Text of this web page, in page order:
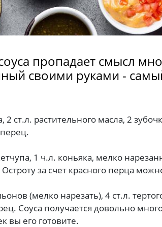
пропадает смысл
своими руками -
2 ст.л. растительного масла, 2
1 ч.л. коньяка, мелко
за счет красного перца
(мелко нарезать), 4 ст.л.
Соуса получается довольно
вы его готовите.